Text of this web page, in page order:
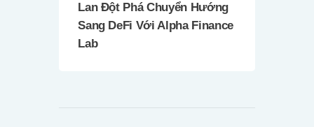
Lan Đột Phá Chuyển Hướng
Sang DeFi Với Alpha Finance
Lab